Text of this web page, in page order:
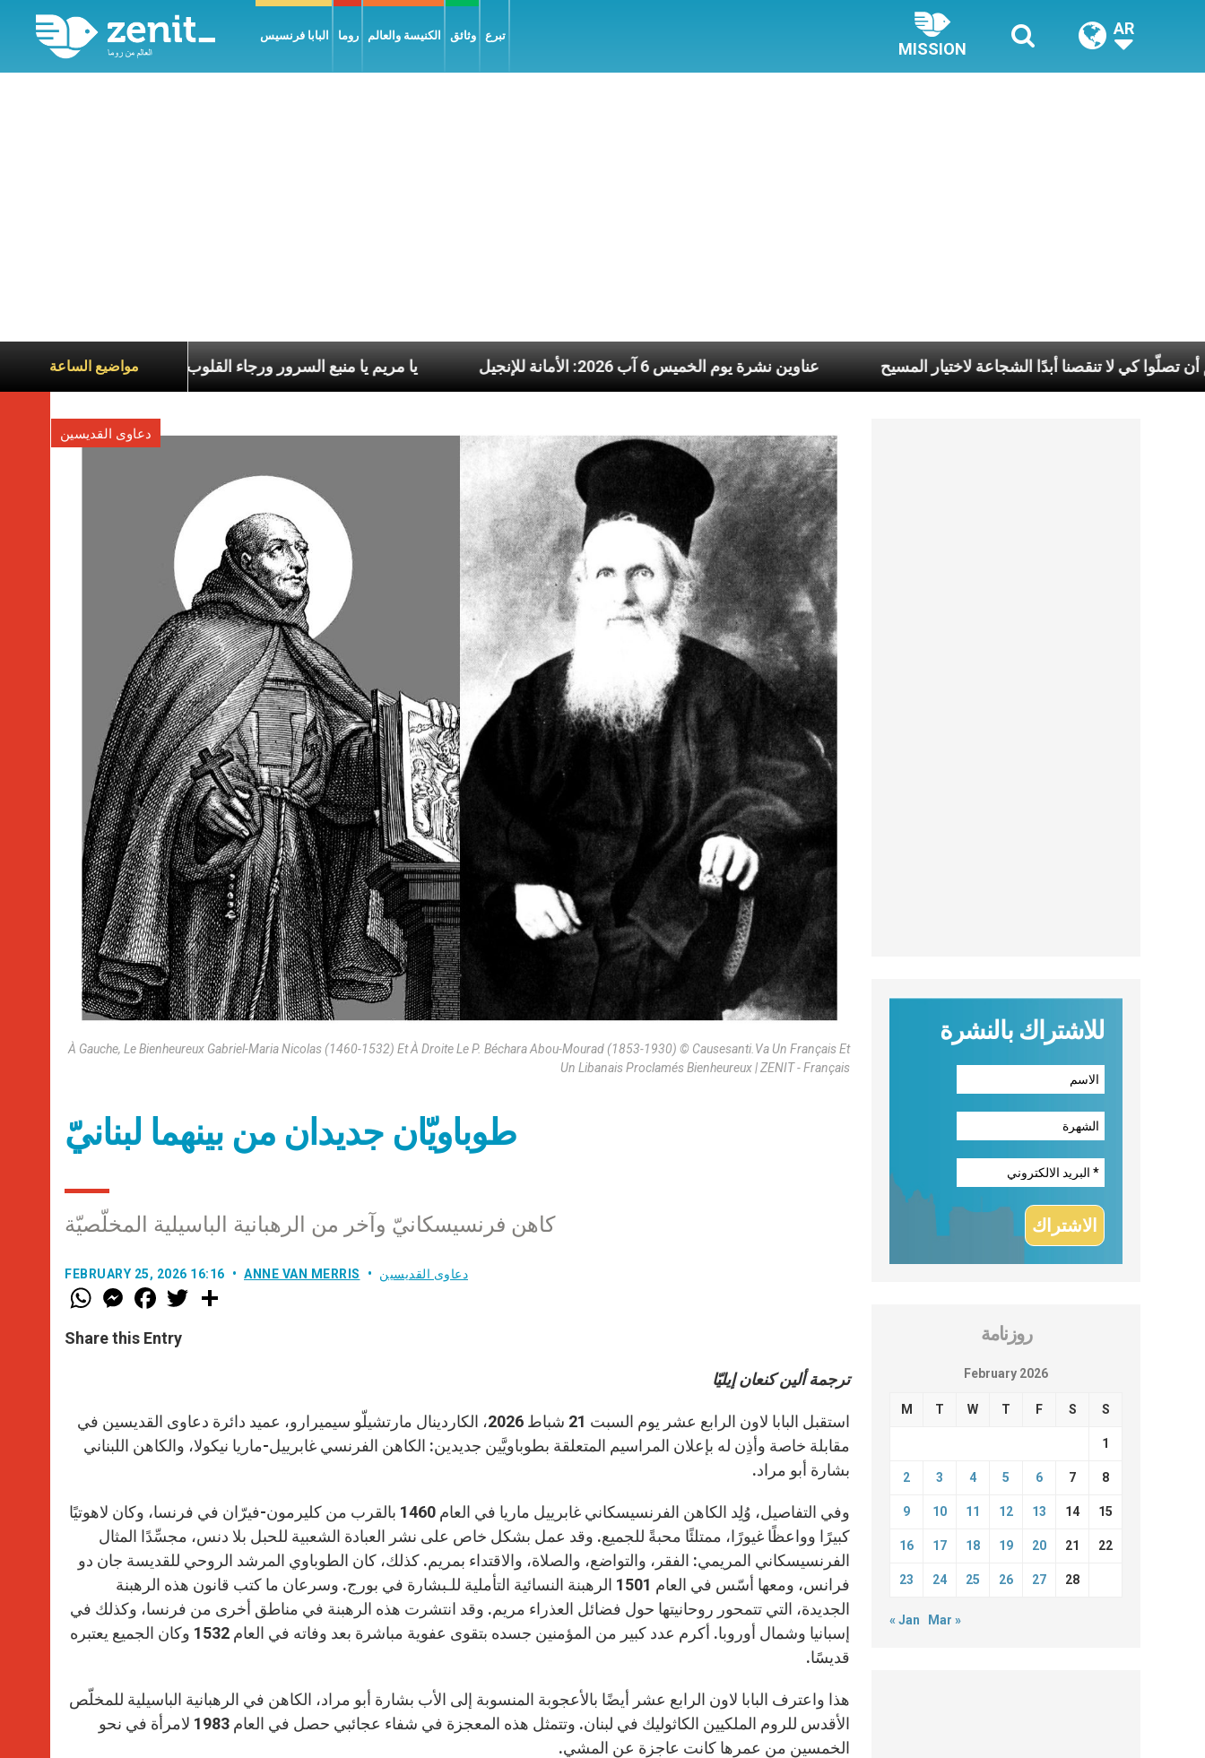
البابا فرنسيس روما الكنيسة والعالم وثائق تبرع
MISSION
AR
مواضيع الساعةيا مريم يا منبع السرور ورجاء القلوب عناوين نشرة يوم الخميس 6 آب 2026: الأمانة للإنجيل من قداستكم أن تصلّوا كي لا تنقصنا أبدًا الشجاعة لاختيار المسيح
دعاوى القديسين
À Gauche, Le Bienheureux Gabriel-Maria Nicolas (1460-1532) Et À Droite Le P. Béchara Abou-Mourad (1853-1930) © Causesanti.Va Un Français Et
Un Libanais Proclamés Bienheureux | ZENIT - Français
طوباويّان جديدان من بينهما لبنانيّ
كاهن فرنسيسكانيّ وآخر من الرهبانية الباسيلية المخلّصيّة
FEBRUARY 25, 2026 16:16 ANNE VAN MERRIS دعاوى القديسين
W
h
t
s
M
e
s
e
F
a
e
b
w
Share this Entry
ترجمة ألين كنعان إيليّا
استقبل البابا لاون الرابع عشر يوم السبت 21 شباط 2026، الكاردينال مارتشيلّو سيميرارو، عميد دائرة دعاوى القديسين في
مقابلة خاصة وأذِن له بإعلان المراسيم المتعلقة بطوباويَّين جديدين: الكاهن الفرنسي غابرييل-ماريا نيكولا، والكاهن اللبناني
بشارة أبو مراد.
وفي التفاصيل، وُلِد الكاهن الفرنسيسكاني غابرييل ماريا في العام 1460 بالقرب من كليرمون-فيرّان في فرنسا، وكان لاهوتيًا
كبيرًا وواعظًا غيورًا، ممتلئًا محبةً للجميع. وقد عمل بشكل خاص على نشر العبادة الشعبية للحبل بلا دنس، مجسِّدًا المثال
الفرنسيسكاني المريمي: الفقر، والتواضع، والصلاة، والاقتداء بمريم. كذلك، كان الطوباوي المرشد الروحي للقديسة جان دو
فرانس، ومعها أسّس في العام 1501 الرهبنة النسائية التأملية للـبشارة في بورج. وسرعان ما كتب قانون هذه الرهبنة
الجديدة، التي تتمحور روحانيتها حول فضائل العذراء مريم. وقد انتشرت هذه الرهبنة في مناطق أخرى من فرنسا، وكذلك في
إسبانيا وشمال أوروبا. أكرم عدد كبير من المؤمنين جسده بتقوى عفوية مباشرة بعد وفاته في العام 1532 وكان الجميع يعتبره
قديسًا.
هذا واعترف البابا لاون الرابع عشر أيضًا بالأعجوبة المنسوبة إلى الأب بشارة أبو مراد، الكاهن في الرهبانية الباسيلية للمخلّص
الأقدس للروم الملكيين الكاثوليك في لبنان. وتتمثل هذه المعجزة في شفاء عجائبي حصل في العام 1983 لامرأة في نحو
الخمسين من عمرها كانت عاجزة عن المشي.
للاشتراك بالنشرة
روزنامة
February 2026
M T W T F S S
1
2 3 4 5 6 7 8
9 10 11 12 13 14 15
16 17 18 19 20 21 22
23 24 25 26 27 28
« Jan Mar »